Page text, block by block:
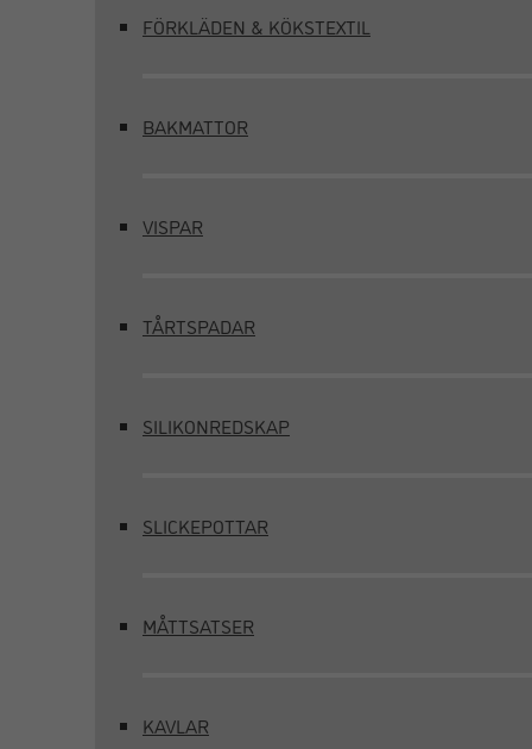
FÖRKLÄDEN & KÖKSTEXTIL
BAKMATTOR
VISPAR
TÅRTSPADAR
SILIKONREDSKAP
SLICKEPOTTAR
MÅTTSATSER
KAVLAR